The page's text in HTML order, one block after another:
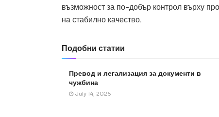
възможност за по-добър контрол върху
на стабилно качество.
Подобни статии
Превод и легализация за документи в
чужбина
July 14, 2026